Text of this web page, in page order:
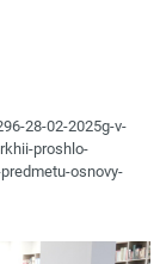
28-02-2025g-v-
proshlo-
osnovy-